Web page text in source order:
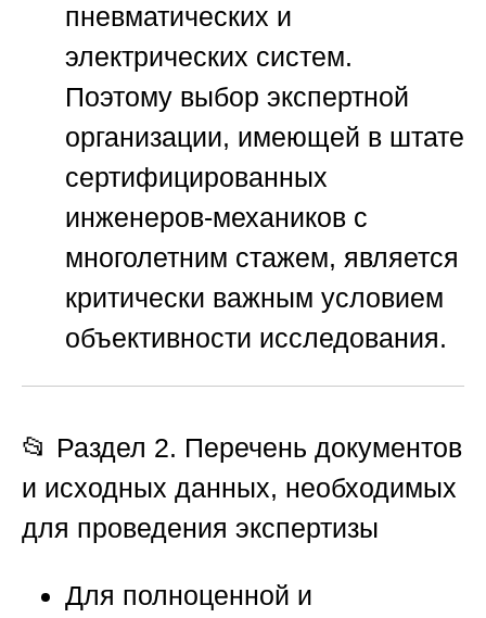
пневматических и
электрических систем.
Поэтому выбор экспертной
организации, имеющей в штате
сертифицированных
инженеров-механиков с
многолетним стажем, является
критически важным условием
объективности исследования.
📂 Раздел 2. Перечень документов
и исходных данных, необходимых
для проведения экспертизы
Для полноценной и